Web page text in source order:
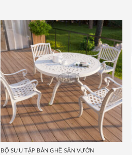
Add to
wishlist
BỘ SƯU TẬP BÀN GHẾ SÂN VƯỜN